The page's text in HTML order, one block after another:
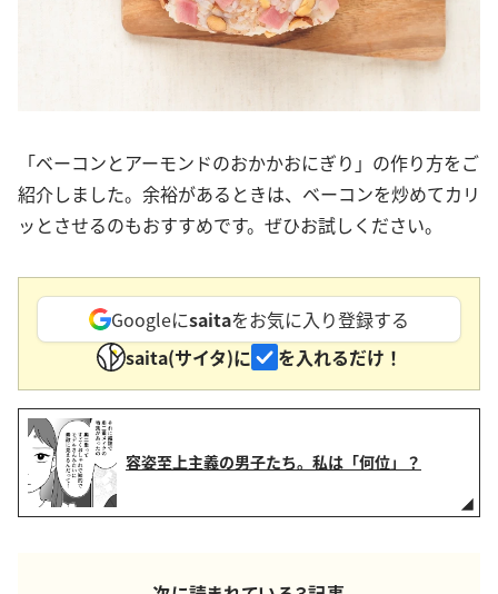
「ベーコンとアーモンドのおかかおにぎり」の作り方をご
紹介しました。余裕があるときは、ベーコンを炒めてカリ
ッとさせるのもおすすめです。ぜひお試しください。
Googleにsaitaをお気に入り登録する
saita(サイタ)に
を入れるだけ！
容姿至上主義の男子たち。私は「何位」？